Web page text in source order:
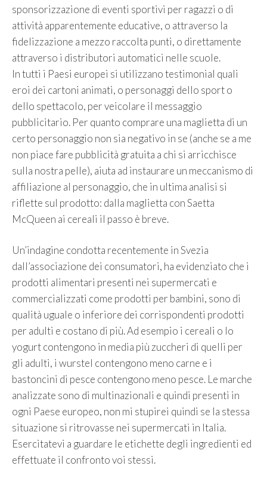
sponsorizzazione di eventi sportivi per ragazzi o di
attività apparentemente educative, o attraverso la
fidelizzazione a mezzo raccolta punti, o direttamente
attraverso i distributori automatici nelle scuole.
In tutti i Paesi europei si utilizzano testimonial quali
eroi dei cartoni animati, o personaggi dello sport o
dello spettacolo, per veicolare il messaggio
pubblicitario. Per quanto comprare una maglietta di un
certo personaggio non sia negativo in se (anche se a me
non piace fare pubblicità gratuita a chi si arricchisce
sulla nostra pelle), aiuta ad instaurare un meccanismo di
affiliazione al personaggio, che in ultima analisi si
riflette sul prodotto: dalla maglietta con Saetta
McQueen ai cereali il passo è breve.
Un’indagine condotta recentemente in Svezia
dall’associazione dei consumatori, ha evidenziato che i
prodotti alimentari presenti nei supermercati e
commercializzati come prodotti per bambini, sono di
qualità uguale o inferiore dei corrispondenti prodotti
per adulti e costano di più. Ad esempio i cereali o lo
yogurt contengono in media più zuccheri di quelli per
gli adulti, i wurstel contengono meno carne e i
bastoncini di pesce contengono meno pesce. Le marche
analizzate sono di multinazionali e quindi presenti in
ogni Paese europeo, non mi stupirei quindi se la stessa
situazione si ritrovasse nei supermercati in Italia.
Esercitatevi a guardare le etichette degli ingredienti ed
effettuate il confronto voi stessi.